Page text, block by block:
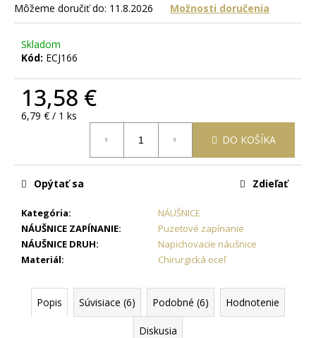
Môžeme doručiť do: 11.8.2026 Možnosti doručenia
Skladom
Kód: ECJ166
13,58 €
Jednotková
6,79 € / 1 ks
DO KOŠÍKA
Kategória:
NÁUŠNICE
NÁUŠNICE ZAPÍNANIE:
Puzetové zapínanie
NÁUŠNICE DRUH:
Napichovacie náušnice
Materiál: Chirurgická oceľ
Opýtať sa Zdieľať
Popis Súvisiace (6) Podobné (6) Hodnotenie
Diskusia
o
r
ú
m
PRÍVESKOM
PRE
DVOCH
JANG
DARČEKOVÁ
KRABIČKA
ZADARMO
22,87